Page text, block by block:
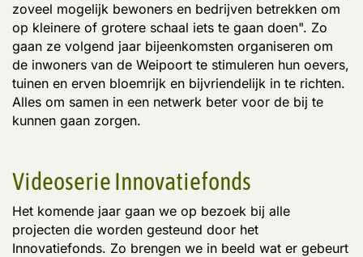
zoveel mogelijk bewoners en bedrijven betrekken om
op kleinere of grotere schaal iets te gaan doen". Zo
gaan ze volgend jaar bijeenkomsten organiseren om
de inwoners van de Weipoort te stimuleren hun oevers,
tuinen en erven bloemrijk en bijvriendelijk in te richten.
Alles om samen in een netwerk beter voor de bij te
kunnen gaan zorgen.
Videoserie Innovatiefonds
Het komende jaar gaan we op bezoek bij alle
projecten die worden gesteund door het
Innovatiefonds. Zo brengen we in beeld wat er gebeurt